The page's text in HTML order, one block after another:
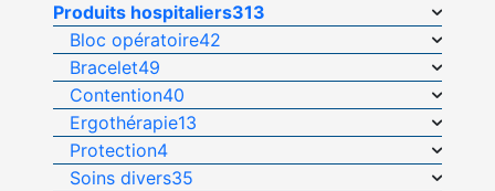
Produits hospitaliers313
Bloc opératoire42
Bracelet49
Contention40
Ergothérapie13
Protection4
Soins divers35